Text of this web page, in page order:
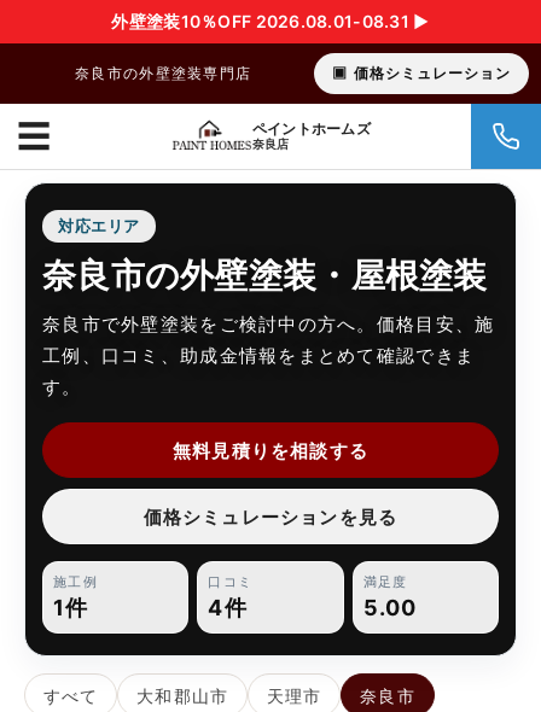
外壁塗装10％OFF 2026.08.01-08.31 ▶︎
奈良市の外壁塗装専門店 価格シミュレーション
ペイントホームズ
奈良店
☰
対応エリア
奈良市の外壁塗装・屋根塗装
奈良市で外壁塗装をご検討中の方へ。価格目安、施
工例、口コミ、助成金情報をまとめて確認できま
す。
無料見積りを相談する
価格シミュレーションを見る
施工例
1件
口コミ
4件
満足度
5.00
すべて 大和郡山市 天理市 奈良市